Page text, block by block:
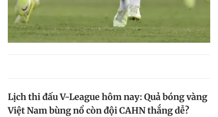
Lịch thi đấu V-League hôm nay: Quả bóng vàng
Việt Nam bùng nổ còn đội CAHN thắng dễ?